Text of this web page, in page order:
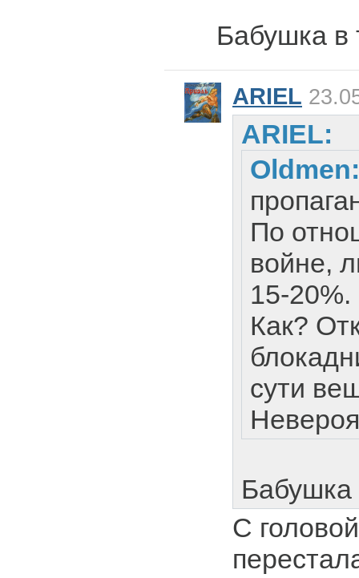
Бабушка в
ARIEL
ARIEL:
По
войне,
15-20%.
Как?
сути
Бабушка
С